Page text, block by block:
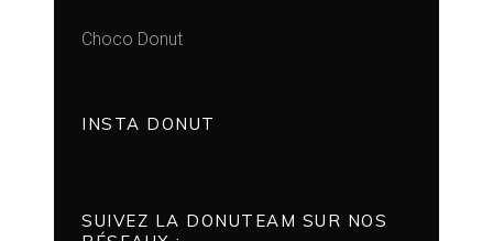
Choco Donut
INSTA DONUT
SUIVEZ LA DONUTEAM SUR NOS